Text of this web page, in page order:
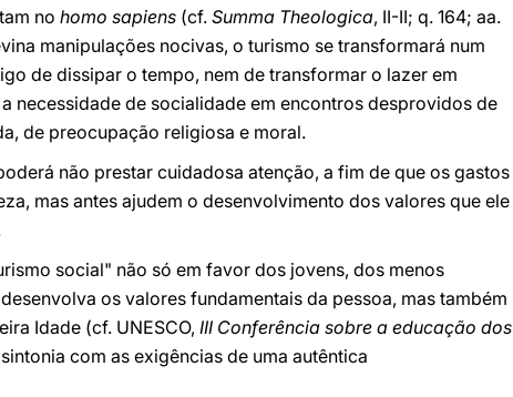
no homo sapiens (cf. Summa Theologica, II-II; q. 164; aa.
manipulações nocivas, o turismo se transformará num
de dissipar o tempo, nem de transformar o lazer em
necessidade de socialidade em encontros desprovidos de
de preocupação religiosa e moral.
não prestar cuidadosa atenção, a fim de que os gastos
mas antes ajudem o desenvolvimento dos valores que ele
social" não só em favor dos jovens, dos menos
os valores fundamentais da pessoa, mas também
Idade (cf. UNESCO, III Conferência sobre a educação dos
com as exigências de uma autêntica